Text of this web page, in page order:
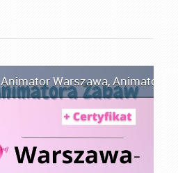
Animator Warszawa,Animator